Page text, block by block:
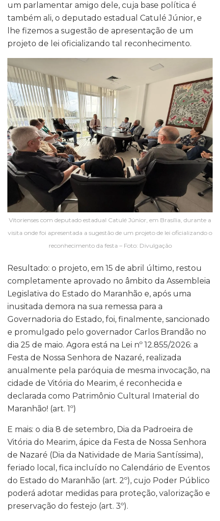
um parlamentar amigo dele, cuja base política é
também ali, o deputado estadual Catulé Júnior, e
lhe fizemos a sugestão de apresentação de um
projeto de lei oficializando tal reconhecimento.
Vitorienses com deputado estadual Catulé Júnior, em Brasília, durante a
visita onde foi apresentada a sugestão de um projeto de lei oficializando o
reconhecimento da festa – Foto: Divulgação
Resultado: o projeto, em 15 de abril último, restou
completamente aprovado no âmbito da Assembleia
Legislativa do Estado do Maranhão e, após uma
inusitada demora na sua remessa para a
Governadoria do Estado, foi, finalmente, sancionado
e promulgado pelo governador Carlos Brandão no
dia 25 de maio. Agora está na Lei nº 12.855/2026: a
Festa de Nossa Senhora de Nazaré, realizada
anualmente pela paróquia de mesma invocação, na
cidade de Vitória do Mearim, é reconhecida e
declarada como Patrimônio Cultural Imaterial do
Maranhão! (art. 1º)
E mais: o dia 8 de setembro, Dia da Padroeira de
Vitória do Mearim, ápice da Festa de Nossa Senhora
de Nazaré (Dia da Natividade de Maria Santíssima),
feriado local, fica incluído no Calendário de Eventos
do Estado do Maranhão (art. 2º), cujo Poder Público
poderá adotar medidas para proteção, valorização e
preservação do festejo (art. 3º).